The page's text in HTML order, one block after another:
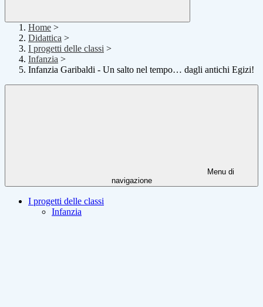
Home >
Didattica >
I progetti delle classi >
Infanzia >
Infanzia Garibaldi - Un salto nel tempo… dagli antichi Egizi!
Menu di
navigazione
I progetti delle classi
Infanzia